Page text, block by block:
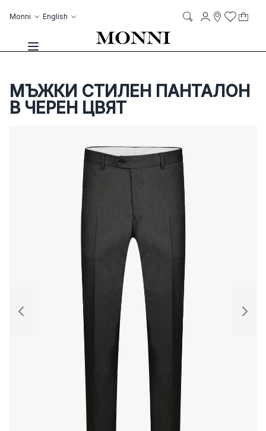
Monni Language
English
Toggle Nav
AccountWish List
My
МЪЖКИ СТИЛЕН ПАНТАЛОН
В ЧЕРЕН ЦВЯТ